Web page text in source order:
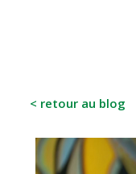
< retour au blog